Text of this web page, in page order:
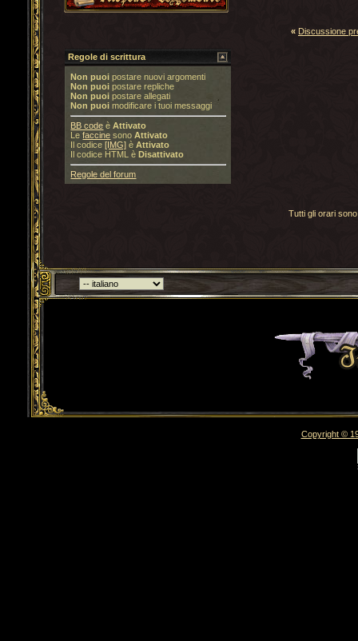
« Discussione
Regole di scrittura
Non puoi postare nuovi argomenti
Non puoi postare repliche
Non puoi postare allegati
Non puoi modificare i tuoi messaggi
BB code èAttivato
Lefaccine sonoAttivato
Il codice[IMG] èAttivato
Il codice HTML èDisattivato
Regole del forum
Tutti gli orari
Torna indietro
Copyright ©